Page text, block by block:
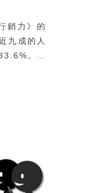
銷力》的
九成的人
。每